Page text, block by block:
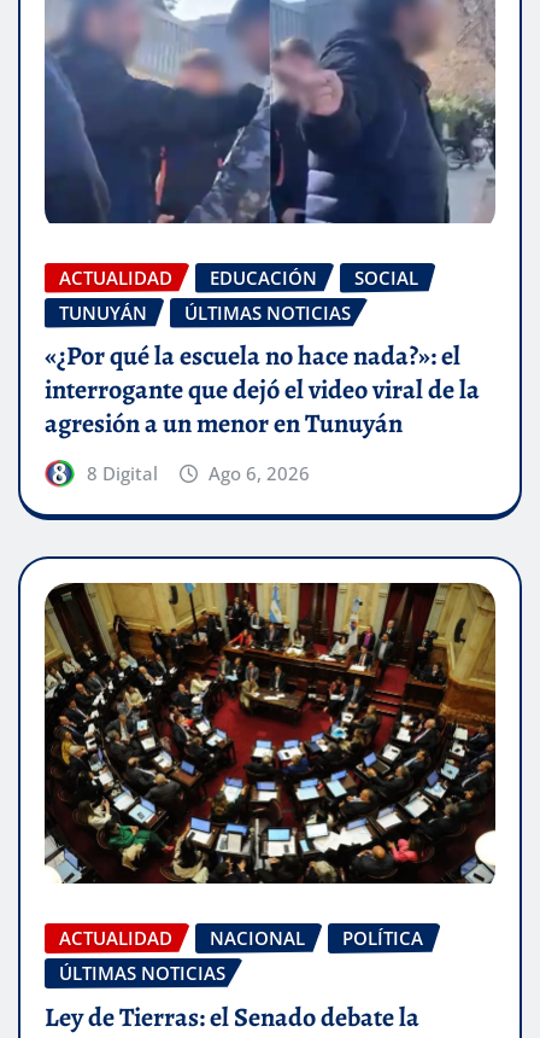
ACTUALIDAD EDUCACIÓN
SOCIAL
TUNUYÁN
ÚLTIMAS NOTICIAS
«¿Por qué la escuela no hace nada?»: el
interrogante que dejó el video viral de la
agresión a un menor en Tunuyán
8 Digital Ago 6, 2026
ACTUALIDAD NACIONAL
POLÍTICA
ÚLTIMAS NOTICIAS
Ley de Tierras: el Senado debate la